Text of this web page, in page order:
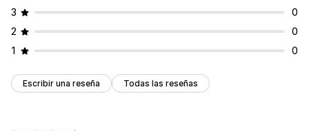
3
0
2
0
1
0
Escribir una reseña Todas las reseñas